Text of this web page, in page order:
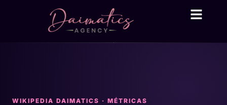
WIKIPEDIA DAIMATICS · MÉTRICAS
Daima Business AI
● En línea